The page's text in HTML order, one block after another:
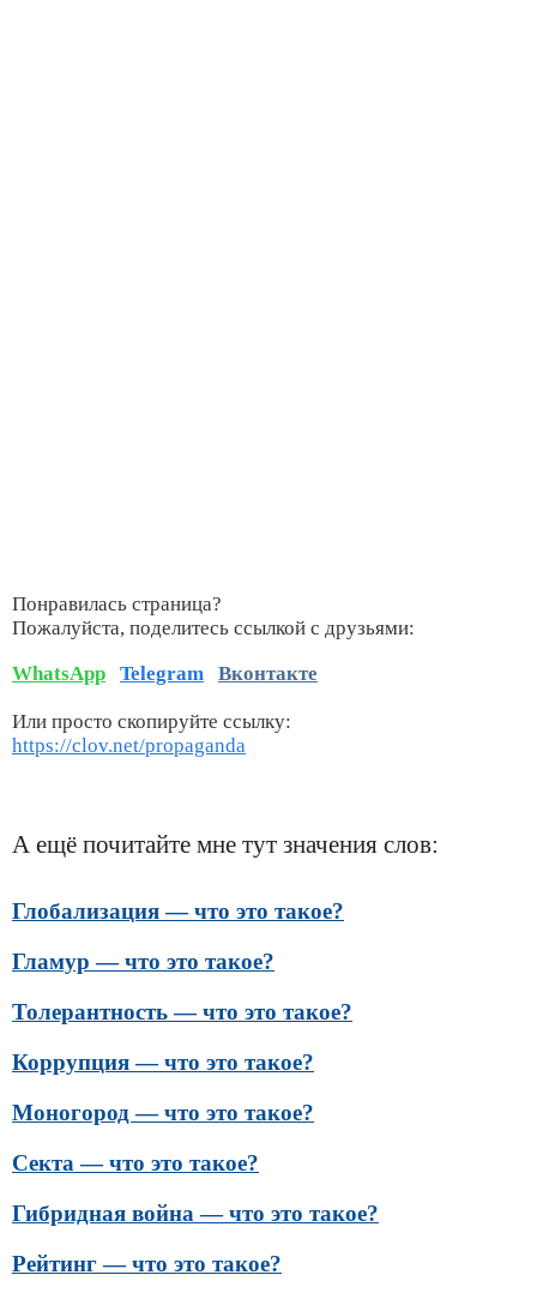
Понравилась страница?
Пожалуйста, поделитесь ссылкой с друзьями:
WhatsApp
Telegram Вконтакте
Или просто скопируйте ссылку:
https://clov.net/propaganda
А ещё почитайте мне тут значения слов:
Глобализация — что это такое?
Гламур — что это такое?
Толерантность — что это такое?
Коррупция — что это такое?
Моногород — что это такое?
Секта — что это такое?
Гибридная война — что это такое?
Рейтинг — что это такое?